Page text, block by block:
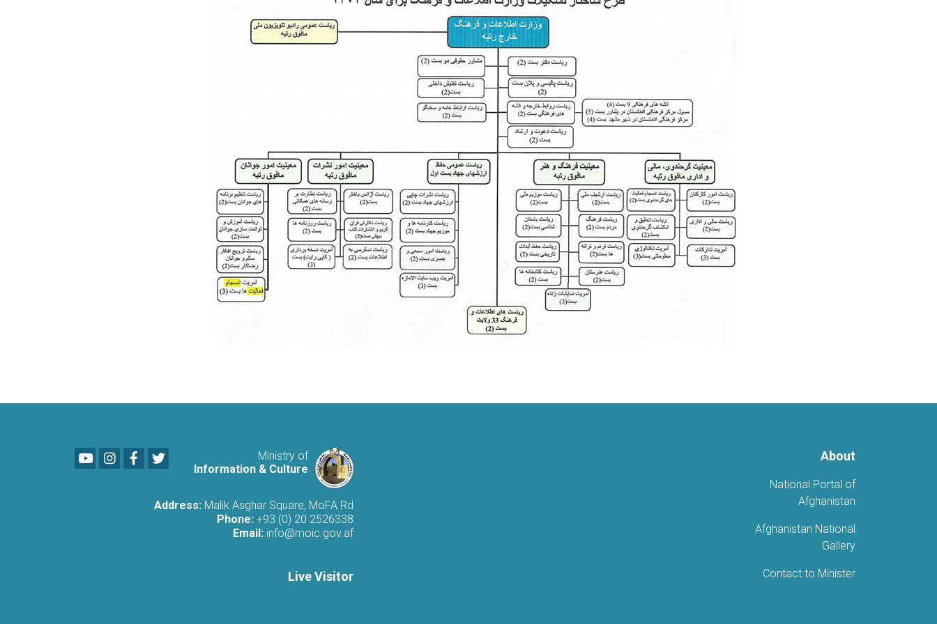
About
National Portal of
Afghanistan
Afghanistan National
Gallery
Contact to Minister
Ministry of
Information & Culture
YoutubeLinkedIn
Facebook
Address: Malik Asghar Square, MoFA Rd
Phone: +93 (0) 20 2526338
Email: info@moic.gov.af
Live Visitor